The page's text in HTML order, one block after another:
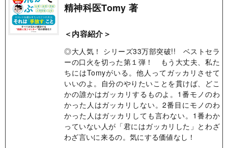
精神科医Tomy 著
＜内容紹介＞
◎大人気！ シリーズ33万部突破!! ベストセラ
ーの口火を切った第１弾！ もう大丈夫、私た
ちにはTomyがいる。他人ってガッカリさせて
いいのよ。自分のやりたいことを貫けば、どこ
かの誰かはガッカリするものよ。1番モノのわ
かった人はガッカリしない。2番目にモノのわ
かった人はガッカリしても言わない。1番わか
っていない人が「君にはガッカリした」とわざ
わざ言いに来るの。気にする価値なし！